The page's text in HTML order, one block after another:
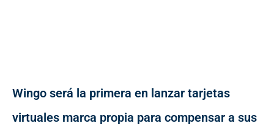
Wingo será la primera en lanzar tarjetas
virtuales marca propia para compensar a sus